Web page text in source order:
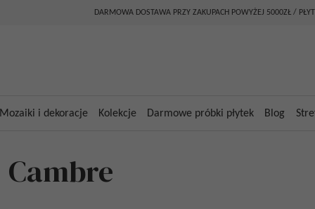
DARMOWA DOSTAWA PRZY ZAKUPACH POWYŻEJ 5000ZŁ /
Mozaiki i dekoracje Kolekcje Darmowe próbki płytek Blog
Cambre